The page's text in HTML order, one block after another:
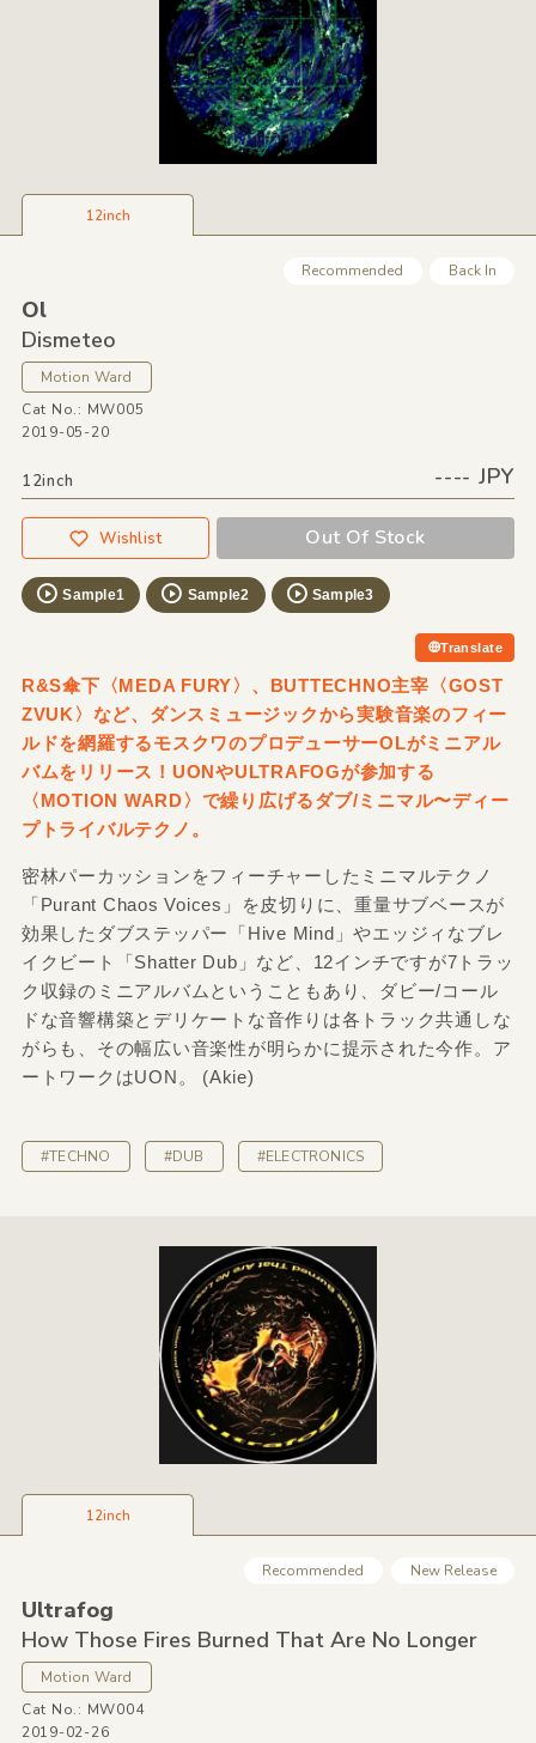
12inch
Recommended Back In
Ol
Dismeteo
Motion Ward
Cat No.: MW005
2019-05-20
12inch ---- JPY
Wishlist Out Of Stock
Sample1 Sample2 Sample3
Translate
R&S傘下〈MEDA FURY〉、BUTTECHNO主宰〈GOST
ZVUK〉など、ダンスミュージックから実験音楽のフィー
ルドを網羅するモスクワのプロデューサーOLがミニアル
バムをリリース！UONやULTRAFOGが参加する
〈MOTION WARD〉で繰り広げるダブ/ミニマル〜ディー
プトライバルテクノ。
密林パーカッションをフィーチャーしたミニマルテクノ
「Purant Chaos Voices」を皮切りに、重量サブベースが
効果したダブステッパー「Hive Mind」やエッジィなブレ
イクビート「Shatter Dub」など、12インチですが7トラッ
ク収録のミニアルバムということもあり、ダビー/コール
ドな音響構築とデリケートな音作りは各トラック共通しな
がらも、その幅広い音楽性が明らかに提示された今作。ア
ートワークはUON。 (Akie)
#TECHNO #DUB #ELECTRONICS
12inch
Recommended New Release
Ultrafog
How Those Fires Burned That Are No Longer
Motion Ward
Cat No.: MW004
2019-02-26